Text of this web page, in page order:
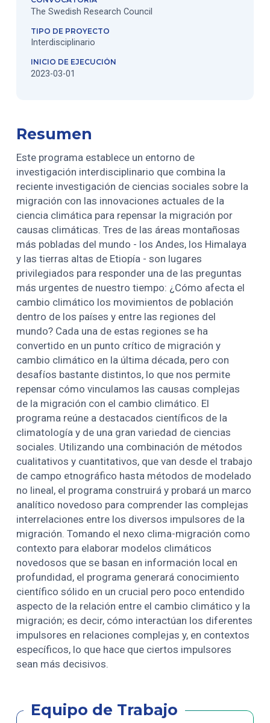
The Swedish Research Council
TIPO DE PROYECTO
Interdisciplinario
INICIO DE EJECUCIÓN
2023-03-01
Resumen
Este programa establece un entorno de
investigación interdisciplinario que combina la
reciente investigación de ciencias sociales sobre la
migración con las innovaciones actuales de la
ciencia climática para repensar la migración por
causas climáticas. Tres de las áreas montañosas
más pobladas del mundo - los Andes, los Himalaya
y las tierras altas de Etiopía - son lugares
privilegiados para responder una de las preguntas
más urgentes de nuestro tiempo: ¿Cómo afecta el
cambio climático los movimientos de población
dentro de los países y entre las regiones del
mundo? Cada una de estas regiones se ha
convertido en un punto crítico de migración y
cambio climático en la última década, pero con
desafíos bastante distintos, lo que nos permite
repensar cómo vinculamos las causas complejas
de la migración con el cambio climático. El
programa reúne a destacados científicos de la
climatología y de una gran variedad de ciencias
sociales. Utilizando una combinación de métodos
cualitativos y cuantitativos, que van desde el trabajo
de campo etnográfico hasta métodos de modelado
no lineal, el programa construirá y probará un marco
analítico novedoso para comprender las complejas
interrelaciones entre los diversos impulsores de la
migración. Tomando el nexo clima-migración como
contexto para elaborar modelos climáticos
novedosos que se basan en información local en
profundidad, el programa generará conocimiento
científico sólido en un crucial pero poco entendido
aspecto de la relación entre el cambio climático y la
migración; es decir, cómo interactúan los diferentes
impulsores en relaciones complejas y, en contextos
específicos, lo que hace que ciertos impulsores
sean más decisivos.
Equipo de Trabajo